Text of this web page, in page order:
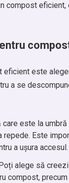
compost
eficient este
a se
este la
repede. Este
a ușura accesul.
alege să
compost,